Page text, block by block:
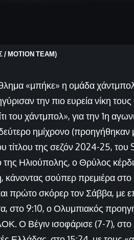
/ ΜΟΤΙΟΝ ΤΕΑΜ)
«μπήκε» η ομάδα
την πιο ευρεία νίκη
του χάντμπολ», για την 1η
ημίχρονο
τίτλου της σεζόν 2024-25, του
της Ηλιούπολης, ο Θρύλος
κάνοντας σούπερ πρεμιέρα
πρώτο σκόρερ τον Σάββα, με
στο 9:10, ο Ολυμπιακός
Ο Βέγιν ισοφάρισε (7-7), στο